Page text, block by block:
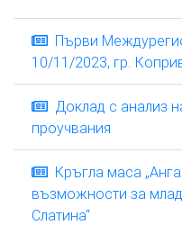
Първи
10/11/2023, гр.
Доклад с анализ
проучвания
Кръгла маса
възможности за
Слатина“